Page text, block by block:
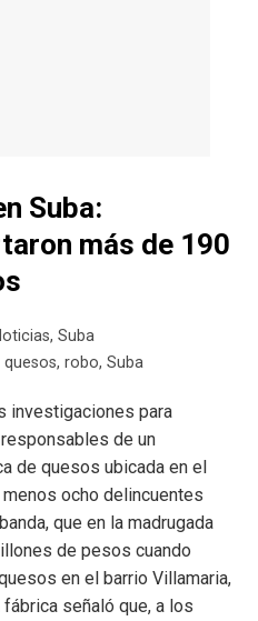
Suba:
más de 190
,Suba
quesos,robo,Suba
investigaciones para
de un
de quesos ubicada en el
ocho delincuentes
que en la madrugada
de pesos cuando
en el barrio Villamaria,
señaló que, a los